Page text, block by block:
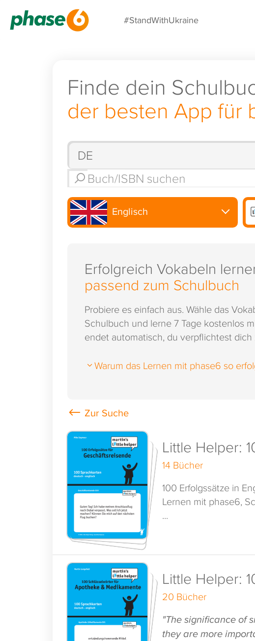
#StandWithUkraine
Finde dein
der besten App für
Englisch
Erfolgreich Vokabeln
passend zum Schulbuch
Probiere es einfach aus. Wähle das
Schulbuch und lerne 7 Tage kostenlos
endet automatisch, du verpflichtest dich
Warum das Lernen mit phase6 so
Little Helper:
14 Bücher
100 Erfolgssätze in
Lernen mit phase6,
...
Little Helper:
20 Bücher
"The significance of
they are more